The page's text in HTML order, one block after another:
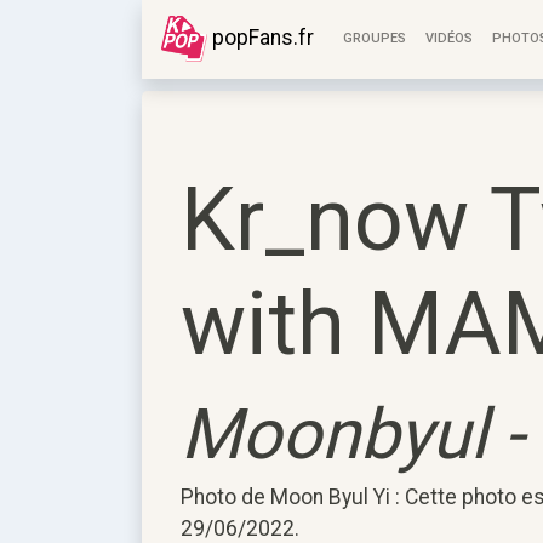
popFans.fr GROUPES VIDÉOS
Kr_now
with
Moonbyul
Photo de Moon Byul Yi : Cette photo
29/06/2022.